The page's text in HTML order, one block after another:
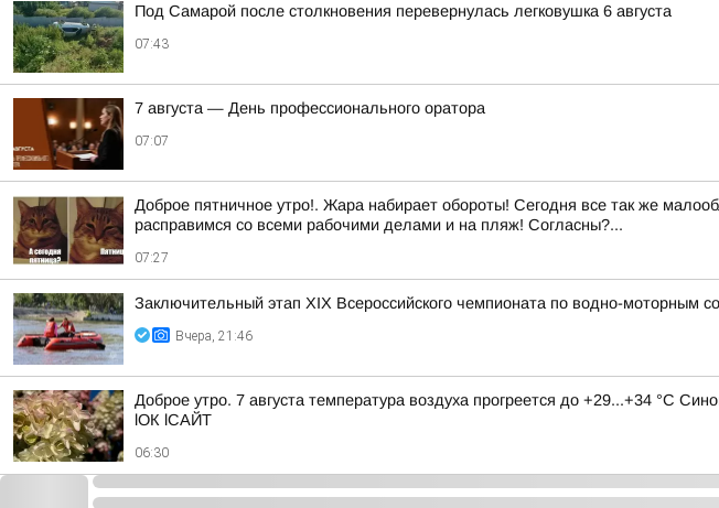
Под Самарой после столкновения перевернулась легковушка 6 августа
07:43
7 августа — День профессионального оратора
07:07
Доброе пятничное утро!. Жара набирает обороты! Сегодня все так же
расправимся со всеми рабочими делами и на пляж! Согласны?...
07:27
Заключительный этап XIХ Всероссийского чемпионата по водно-
Вчера, 21:46
Доброе утро. 7 августа температура воздуха прогреется до +29...+34 °C
lОК lСАЙТ
06:30